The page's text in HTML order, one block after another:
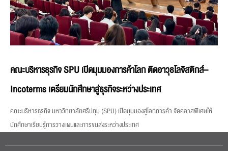
คณะบริหารธุรกิจ SPU เปิดมุมมองการค้าโลก ติดอาวุธโลจิสติกส์–
Incoterms เตรียมนักศึกษาสู่ธุรกิจระหว่างประเทศ
คณะบริหารธุรกิจ มหาวิทยาลัยศรีปทุม (SPU) เปิดมุมมองสู่โลกการค้า จัดคลาสพิเศษให้
นักศึกษาเรียนรู้การวางแผนและการขนส่งระหว่างประเทศ